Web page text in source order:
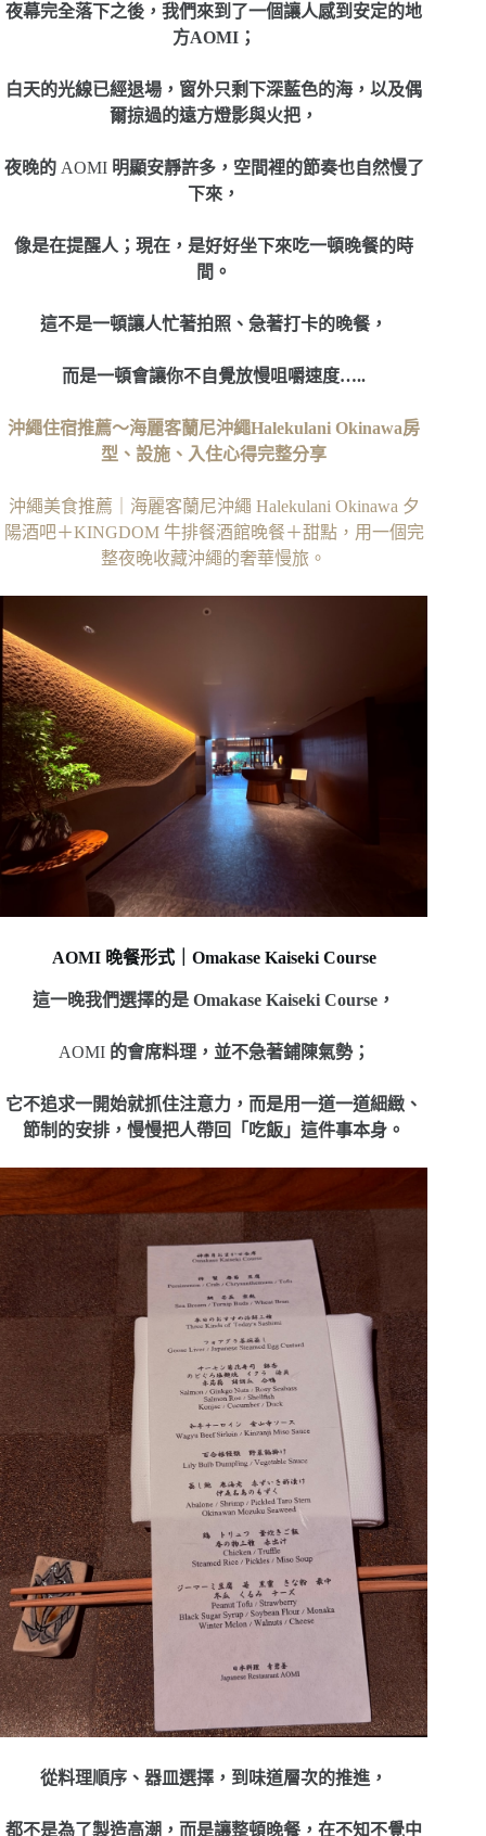
夜幕完全落下之後，我們來到了一個讓人感到安定的地
方AOMI；
白天的光線已經退場，窗外只剩下深藍色的海，以及偶
爾掠過的遠方燈影與火把，
夜晚的AOMI 明顯安靜許多，空間裡的節奏也自然慢了
下來，
像是在提醒人；現在，是好好坐下來吃一頓晚餐的時
間。
這不是一頓讓人忙著拍照、急著打卡的晚餐，
而是一頓會讓你不自覺放慢咀嚼速度…..
沖繩住宿推薦～海麗客蘭尼沖繩Halekulani Okinawa房
型、設施、入住心得完整分享
沖繩美食推薦｜海麗客蘭尼沖繩 Halekulani Okinawa 夕
陽酒吧＋KINGDOM 牛排餐酒館晚餐＋甜點，用一個完
整夜晚收藏沖繩的奢華慢旅。
AOMI 晚餐形式｜Omakase Kaiseki Course
這一晚我們選擇的是 Omakase Kaiseki Course，
AOMI 的會席料理，並不急著鋪陳氣勢；
它不追求一開始就抓住注意力，而是用一道一道細緻、
節制的安排，慢慢把人帶回「吃飯」這件事本身。
從料理順序、器皿選擇，到味道層次的推進，
都不是為了製造高潮，而是讓整頓晚餐，在不知不覺中